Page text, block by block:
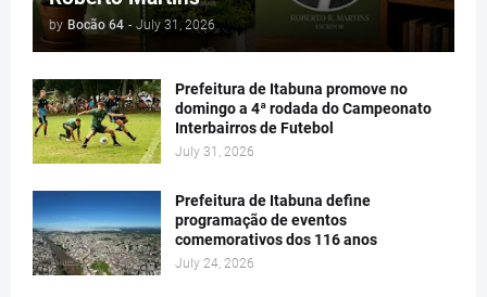
by Bocão 64 - July 31, 2026
Prefeitura de Itabuna promove no
domingo a 4ª rodada do Campeonato
Interbairros de Futebol
July 31, 2026
Prefeitura de Itabuna define
programação de eventos
comemorativos dos 116 anos
July 24, 2026